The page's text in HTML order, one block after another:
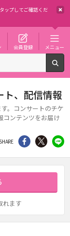
ップしてご確認くだ
会員登録 メニュー
ト、配信情報
。コンサートのチケ
コンテンツをお届け
SHARE シェア Twitter
れます